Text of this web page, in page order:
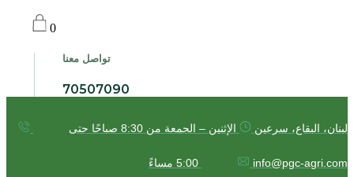
0
تواصل معنا
70507090
لبنان، البقاع، سرعين الإثنين – الجمعة من 8:30 صباحًا حتى
5:00 مساءً info@pgc-agri.com